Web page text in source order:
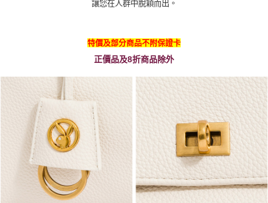
讓您在人群中脫穎而出。
特價及部分商品不附保證卡
正價品及8折商品除外